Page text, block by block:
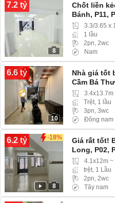
7.2 tỷ
8
Chốt liền
Bánh, P11,
3.3/3.65 x
1 lầu
2pn, 2wc
Nam
6.6 tỷ
10
Nhà giá tốt
Cầm Bá
3.4x13.7m
Trệt, 1 lầu
3pn, 3wc
Đông nam
6.2 tỷ -18%
8
Giá rất tốt!
Long, P02,
4.1x12m ~
trệt, 1 Lầu
2pn, 2wc
Tây nam